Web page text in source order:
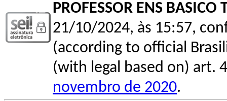
PROFESSOR ENS BASICO
21/10/2024, às 15:57,
(according to official
(with legal based on) art.
novembro de 2020.